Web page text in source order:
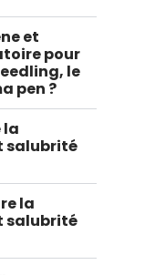
et
pour
le
pen ?
la
salubrité
la
salubrité